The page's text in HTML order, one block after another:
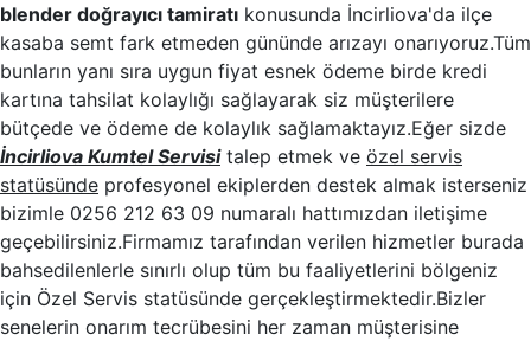
blender doğrayıcı tamiratı konusunda İncirliova'da ilçe
kasaba semt fark etmeden gününde arızayı onarıyoruz.Tüm
bunların yanı sıra uygun fiyat esnek ödeme birde kredi
kartına tahsilat kolaylığı sağlayarak siz müşterilere
bütçede ve ödeme de kolaylık sağlamaktayız.Eğer sizde
İncirliova Kumtel Servisitalep etmek ve özel servis
statüsünde profesyonel ekiplerden destek almak isterseniz
bizimle 0256 212 63 09 numaralı hattımızdan iletişime
geçebilirsiniz.Firmamız tarafından verilen hizmetler burada
bahsedilenlerle sınırlı olup tüm bu faaliyetlerini bölgeniz
için Özel Servis statüsünde gerçekleştirmektedir.Bizler
senelerin onarım tecrübesini her zaman müşterisine